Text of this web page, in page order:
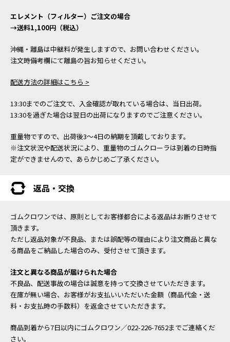
エレメント（フィルター）ご注文の場合
→送料1,100円（税込）
沖縄・離島は中継料が発生しますので、お問い合わせください。
注文時備考欄にて離島の旨お知らせください。
配送方法の詳細はこちら >
13:30までのご注文で、入金確認が取れている場合は、当日出荷。
13:30を過ぎた場合は翌日の出荷になりますのでご注意ください。
重量物ですので、出荷後3～4日の納期を頂戴しております。
※注文状況や配送状況により、重量物のゴムクローラは到着の日時指
定ができませんので、あらかじめご了承ください。
返品・交換
ゴムクロワンでは、原則としてお客様都合による返品はお断りさせて
頂きます。
ただし返品対象が不良品、または誤配等の理由により注文商品と異な
る商品をご納品した場合のみ、受付させて頂きます。
注文と異なる商品が届けられた場合
不良品、配送事故の場合は誠意を持って交換させていただきます。
在庫が無い場合、お客様がお支払いいただいた金額（商品代金・送
料・お支払時の手数料）を返金させていただきます。
商品到着から7日以内にゴムクロワン／022-226-7652までご連絡くだ
さい。